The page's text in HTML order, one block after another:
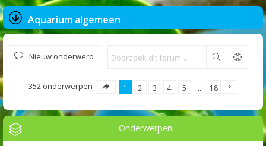
Aquarium algemeen
Nieuw onderwerp Zoek
352 onderwerpen 1 2 3 4 5 … 18
Onderwerpen